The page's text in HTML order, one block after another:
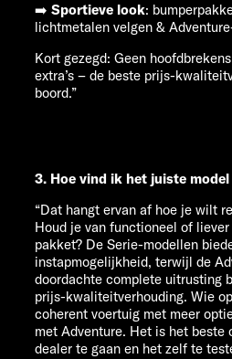
➡️ Sportieve look:
lichtmetalen velgen &
Kort gezegd: Geen
extra’s – de beste prijs-
boord.”
3. Hoe vind ik het juiste
“Dat hangt ervan af hoe je wilt
Houd je van functioneel of
pakket? De Serie-modellen
instapmogelijkheid, terwijl de
doordachte complete uitrusting
prijs-kwaliteitverhouding. Wie
coherent voertuig met meer
met Adventure. Het is het beste
dealer te gaan en het zelf te